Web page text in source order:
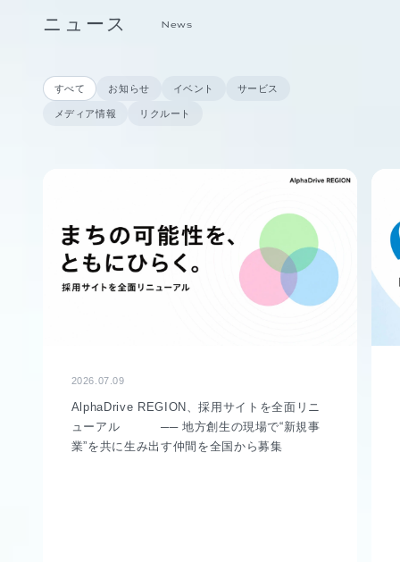
ニュース News
すべて お知らせ イベント サービス
メディア情報 リクルート
2026.07.09
AlphaDrive REGION、採用サイトを全面リニ
ューアル ── 地方創生の現場で“新規事
業”を共に生み出す仲間を全国から募集